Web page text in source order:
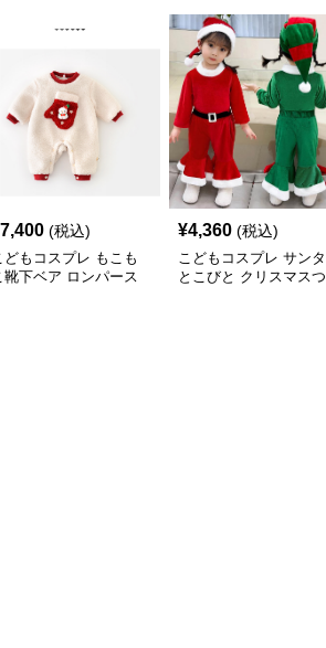
7,400 (税込)
どもコスプレ もこも
靴下ベア ロンパース
¥4,360 (税込)
こどもコスプレ サンタ
とこびと クリスマスつ